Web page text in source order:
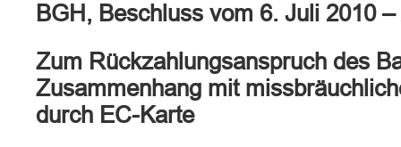
BGH, Beschluss vom 6. Juli 2010 –
Zum Rückzahlungsanspruch des
Zusammenhang mit
durch EC-Karte